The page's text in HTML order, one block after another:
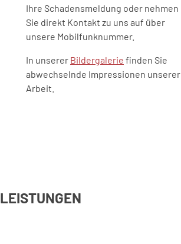
Ihre Schadensmeldung oder nehmen
Sie direkt Kontakt zu uns auf über
unsere Mobilfunknummer.
In unserer Bildergalerie finden Sie
abwechselnde Impressionen unserer
Arbeit.
LEISTUNGEN